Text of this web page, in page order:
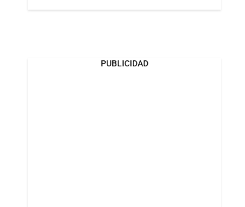
PUBLICIDAD